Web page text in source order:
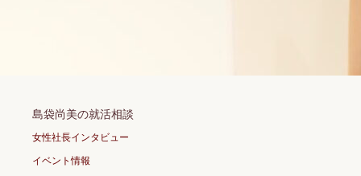
島袋尚美の就活相談
女性社長インタビュー
イベント情報